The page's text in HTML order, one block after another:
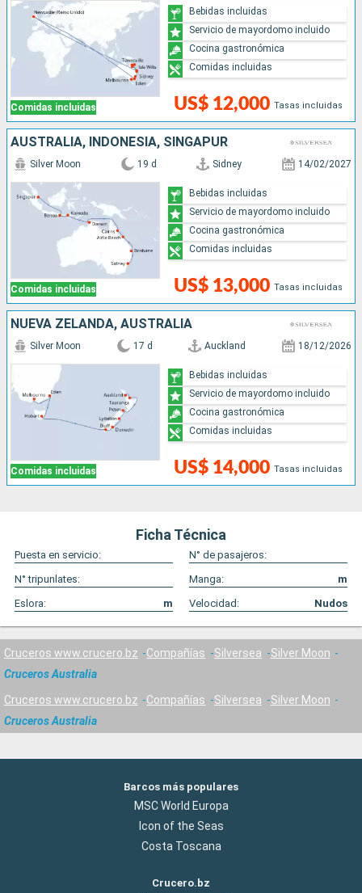
Comidas incluidas US$ 12,000 Tasas incluidas
Bebidas incluidas
Servicio de mayordomo incluido
Cocina gastronómica
Comidas incluidas
AUSTRALIA, INDONESIA, SINGAPUR
Comidas incluidas
Silver Moon 19 d Sidney 14/02/2027
US$ 13,000 Tasas incluidas
Bebidas incluidas
Servicio de mayordomo incluido
Cocina gastronómica
Comidas incluidas
NUEVA ZELANDA, AUSTRALIA
Comidas incluidas
Silver Moon 17 d Auckland 18/12/2026
US$ 14,000 Tasas incluidas
Bebidas incluidas
Servicio de mayordomo incluido
Cocina gastronómica
Comidas incluidas
Ficha Técnica
Puesta en servicio:
N° de pasajeros:
N° tripunlates:
Manga:
m
Eslora:
m Velocidad: Nudos
Cruceros www.crucero.bz Compañías Silversea
Silver Moon
Cruceros Australia
Cruceros www.crucero.bz Compañías Silversea
Silver Moon
Cruceros Australia
Barcos más populares
MSC World Europa
Icon of the Seas
Costa Toscana
Crucero.bz